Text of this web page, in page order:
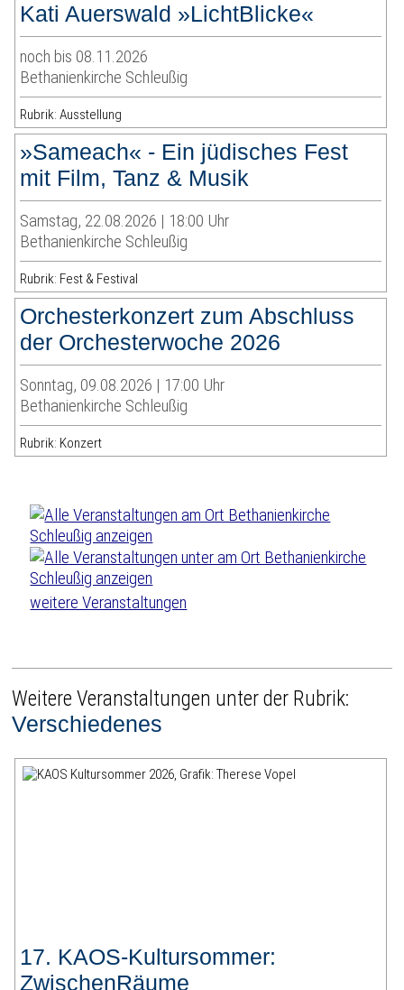
Kati Auerswald »LichtBlicke«
noch bis 08.11.2026
Bethanienkirche Schleußig
Rubrik: Ausstellung
»Sameach« - Ein jüdisches Fest
mit Film, Tanz & Musik
Samstag, 22.08.2026 | 18:00 Uhr
Bethanienkirche Schleußig
Rubrik: Fest & Festival
Orchesterkonzert zum Abschluss
der Orchesterwoche 2026
Sonntag, 09.08.2026 | 17:00 Uhr
Bethanienkirche Schleußig
Rubrik: Konzert
weitere Veranstaltungen
Weitere Veranstaltungen unter der Rubrik:
Verschiedenes
17. KAOS-Kultursommer:
ZwischenRäume